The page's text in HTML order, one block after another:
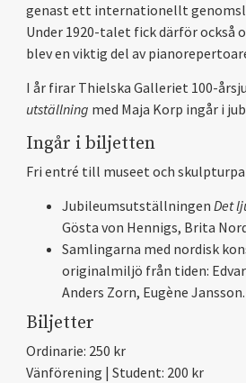
genast ett internationellt
Under 1920-talet fick därför också
blev en viktig del av
I år firar Thielska Galleriet 100-
utställning med Maja Korp ingår i
Ingår i biljetten
Fri entré till museet och
Jubileumsutställningen Det
Gösta von Hennigs, Brita
Samlingarna med nordisk
originalmiljö från tiden:
Anders Zorn, Eugène Jansson.
Biljetter
Ordinarie: 250 kr
Vänförening | Student: 200 kr